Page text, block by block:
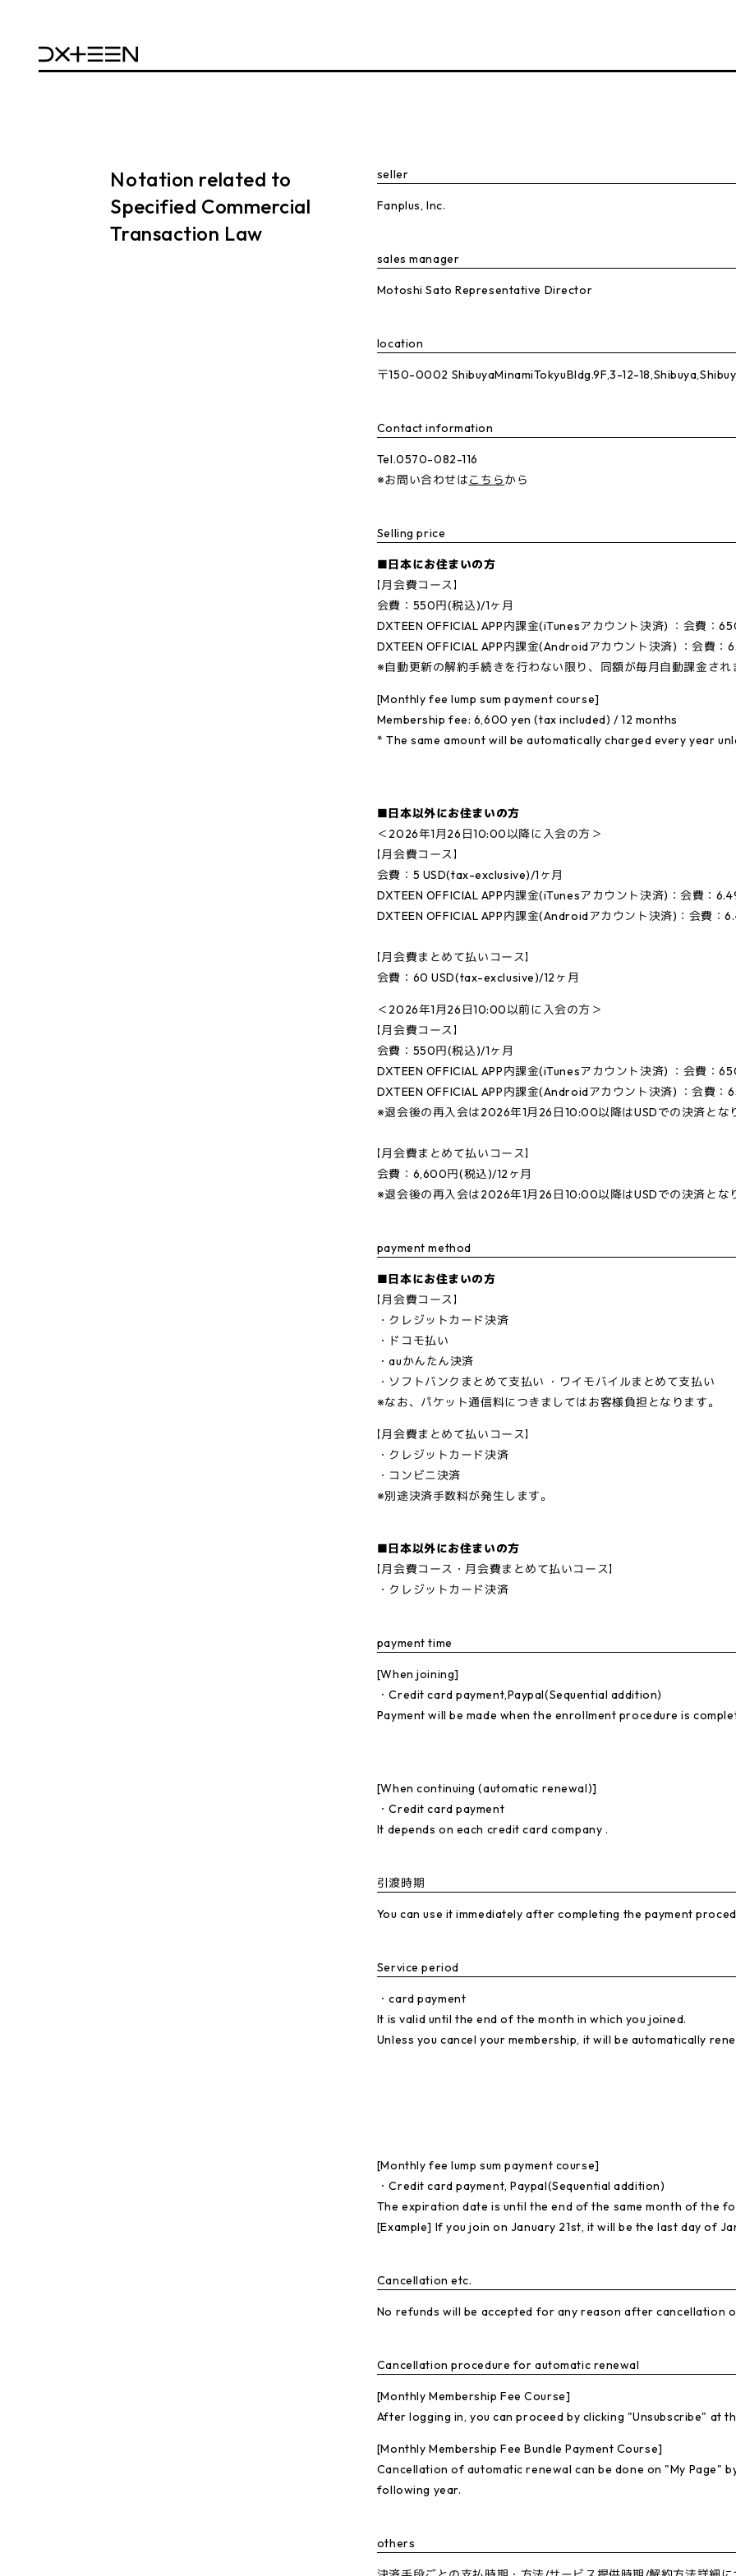
Notation related to
Specified Commercial
Transaction Law
seller
Fanplus, Inc.
sales manager
Motoshi Sato Representative Director
location
〒150-0002 ShibuyaMinamiTokyuBldg.9F,3-12-
Contact information
Tel.0570-082-116
※お問い合わせはこちらから
Selling price
■日本にお住まいの方
【月会費コース】
会費：550円(税込)/1ヶ月
DXTEEN OFFICIAL APP内課金(iTunesアカウント決済) ：会費：
DXTEEN OFFICIAL APP内課金(Androidアカウント決済) ：会費：
※自動更新の解約手続きを行わない限り、同額が毎月自動課金され
[Monthly fee lump sum payment course]
Membership fee: 6,600 yen (tax included) / 12 months
* The same amount will be automatically charged every year
■日本以外にお住まいの方
＜2026年1月26日10:00以降に入会の方＞
【月会費コース】
会費：5 USD(tax-exclusive)/1ヶ月
DXTEEN OFFICIAL APP内課金(iTunesアカウント決済)：会費：
DXTEEN OFFICIAL APP内課金(Androidアカウント決済)：会費：
【月会費まとめて払いコース】
会費：60 USD(tax-exclusive)/12ヶ月
＜2026年1月26日10:00以前に入会の方＞
【月会費コース】
会費：550円(税込)/1ヶ月
DXTEEN OFFICIAL APP内課金(iTunesアカウント決済) ：会費：
DXTEEN OFFICIAL APP内課金(Androidアカウント決済) ：会費：
※退会後の再入会は2026年1月26日10:00以降はUSDでの決済とな
【月会費まとめて払いコース】
会費：6,600円(税込)/12ヶ月
※退会後の再入会は2026年1月26日10:00以降はUSDでの決済とな
payment method
■日本にお住まいの方
【月会費コース】
・クレジットカード決済
・ドコモ払い
・auかんたん決済
・ソフトバンクまとめて支払い ・ワイモバイルまとめて支払い
※なお、パケット通信料につきましてはお客様負担となります。
【月会費まとめて払いコース】
・クレジットカード決済
・コンビニ決済
※別途決済手数料が発生します。
■日本以外にお住まいの方
【月会費コース・月会費まとめて払いコース】
・クレジットカード決済
payment time
[When joining]
・Credit card payment,Paypal(Sequential addition)
Payment will be made when the enrollment procedure is
[When continuing (automatic renewal)]
・Credit card payment
It depends on each credit card company .
引渡時期
You can use it immediately after completing the payment
Service period
・card payment
It is valid until the end of the month in which you joined.
Unless you cancel your membership, it will be automatically
[Monthly fee lump sum payment course]
・Credit card payment, Paypal(Sequential addition)
The expiration date is until the end of the same month of the
[Example] If you join on January 21st, it will be the last day of
Cancellation etc.
No refunds will be accepted for any reason after cancellation
Cancellation procedure for automatic renewal
[Monthly Membership Fee Course]
After logging in, you can proceed by clicking "Unsubscribe" at
[Monthly Membership Fee Bundle Payment Course]
Cancellation of automatic renewal can be done on "My Page"
following year.
others